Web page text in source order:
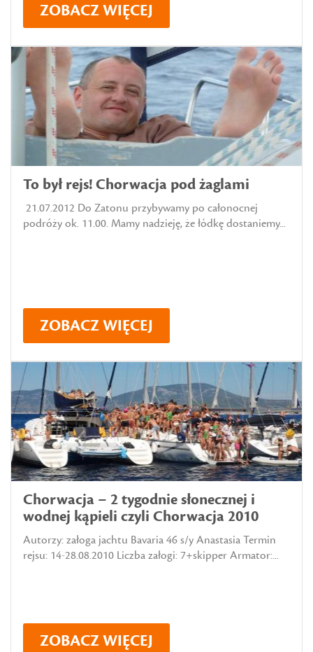
ZOBACZ WIĘCEJ
To był rejs! Chorwacja pod żaglami
21.07.2012 Do Zatonu przybywamy po całonocnej
podróży ok. 11.00. Mamy nadzieję, że łódkę dostaniemy...
ZOBACZ WIĘCEJ
Chorwacja – 2 tygodnie słonecznej i
wodnej kąpieli czyli Chorwacja 2010
Autorzy: załoga jachtu Bavaria 46 s/y Anastasia Termin
rejsu: 14-28.08.2010 Liczba załogi: 7+skipper Armator:...
ZOBACZ WIĘCEJ